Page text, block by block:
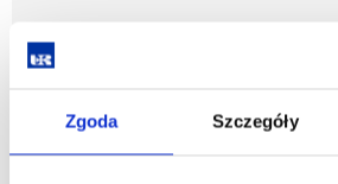
Zgoda Szczegóły
Serie wydawnicze